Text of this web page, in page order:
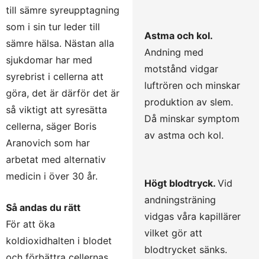
Astma och kol.
Andning med
motstånd vidgar
luftrören och minskar
produktion av slem.
Då minskar symptom
av astma och kol.
Högt blodtryck. Vid
andningsträning
vidgas våra kapillärer
vilket gör att
blodtrycket sänks.
till sämre syreupptagning
som i sin tur leder till
sämre hälsa. Nästan alla
sjukdomar har med
syrebrist i cellerna att
göra, det är därför det är
så viktigt att syresätta
cellerna, säger Boris
Aranovich som har
arbetat med alternativ
medicin i över 30 år.
Så andas du rätt
För att öka
koldioxidhalten i blodet